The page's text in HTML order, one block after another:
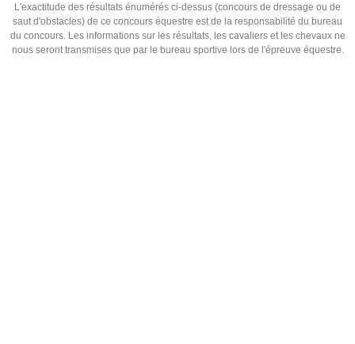
L'exactitude des résultats énumérés ci-dessus (concours de dressage ou de
saut d'obstacles) de ce concours équestre est de la responsabilité du bureau
du concours. Les informations sur les résultats, les cavaliers et les chevaux ne
nous seront transmises que par le bureau sportive lors de l'épreuve équestre.